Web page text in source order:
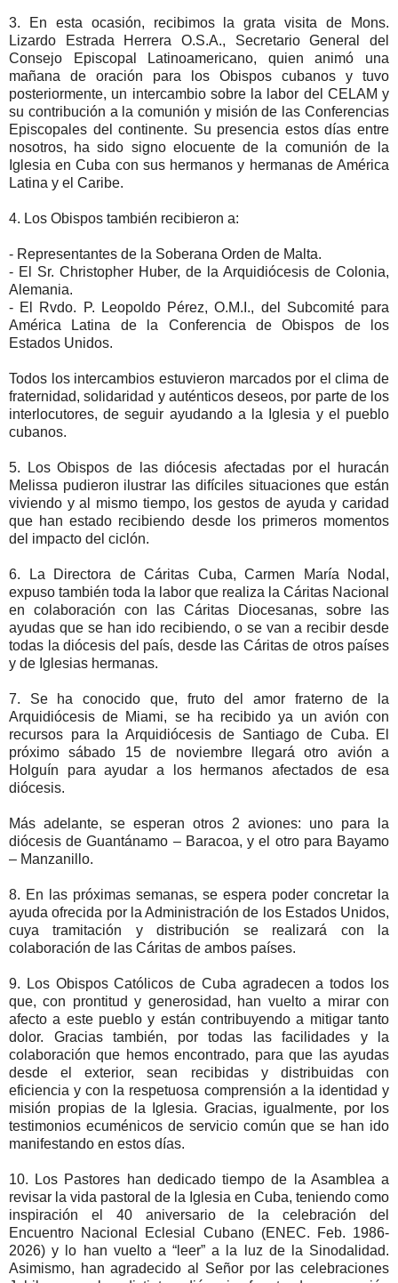
3. En esta ocasión, recibimos la grata visita de Mons.
Lizardo Estrada Herrera O.S.A., Secretario General del
Consejo Episcopal Latinoamericano, quien animó una
mañana de oración para los Obispos cubanos y tuvo
posteriormente, un intercambio sobre la labor del CELAM y
su contribución a la comunión y misión de las Conferencias
Episcopales del continente. Su presencia estos días entre
nosotros, ha sido signo elocuente de la comunión de la
Iglesia en Cuba con sus hermanos y hermanas de América
Latina y el Caribe.
4. Los Obispos también recibieron a:
- Representantes de la Soberana Orden de Malta.
- El Sr. Christopher Huber, de la Arquidiócesis de Colonia,
Alemania.
- El Rvdo. P. Leopoldo Pérez, O.M.I., del Subcomité para
América Latina de la Conferencia de Obispos de los
Estados Unidos.
Todos los intercambios estuvieron marcados por el clima de
fraternidad, solidaridad y auténticos deseos, por parte de los
interlocutores, de seguir ayudando a la Iglesia y el pueblo
cubanos.
5. Los Obispos de las diócesis afectadas por el huracán
Melissa pudieron ilustrar las difíciles situaciones que están
viviendo y al mismo tiempo, los gestos de ayuda y caridad
que han estado recibiendo desde los primeros momentos
del impacto del ciclón.
6. La Directora de Cáritas Cuba, Carmen María Nodal,
expuso también toda la labor que realiza la Cáritas Nacional
en colaboración con las Cáritas Diocesanas, sobre las
ayudas que se han ido recibiendo, o se van a recibir desde
todas la diócesis del país, desde las Cáritas de otros países
y de Iglesias hermanas.
7. Se ha conocido que, fruto del amor fraterno de la
Arquidiócesis de Miami, se ha recibido ya un avión con
recursos para la Arquidiócesis de Santiago de Cuba. El
próximo sábado 15 de noviembre llegará otro avión a
Holguín para ayudar a los hermanos afectados de esa
diócesis.
Más adelante, se esperan otros 2 aviones: uno para la
diócesis de Guantánamo – Baracoa, y el otro para Bayamo
– Manzanillo.
8. En las próximas semanas, se espera poder concretar la
ayuda ofrecida por la Administración de los Estados Unidos,
cuya tramitación y distribución se realizará con la
colaboración de las Cáritas de ambos países.
9. Los Obispos Católicos de Cuba agradecen a todos los
que, con prontitud y generosidad, han vuelto a mirar con
afecto a este pueblo y están contribuyendo a mitigar tanto
dolor. Gracias también, por todas las facilidades y la
colaboración que hemos encontrado, para que las ayudas
desde el exterior, sean recibidas y distribuidas con
eficiencia y con la respetuosa comprensión a la identidad y
misión propias de la Iglesia. Gracias, igualmente, por los
testimonios ecuménicos de servicio común que se han ido
manifestando en estos días.
10. Los Pastores han dedicado tiempo de la Asamblea a
revisar la vida pastoral de la Iglesia en Cuba, teniendo como
inspiración el 40 aniversario de la celebración del
Encuentro Nacional Eclesial Cubano (ENEC. Feb. 1986-
2026) y lo han vuelto a “leer” a la luz de la Sinodalidad.
Asimismo, han agradecido al Señor por las celebraciones